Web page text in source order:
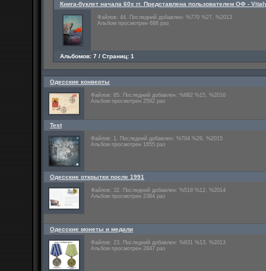
Книга-буклет начала 60х гг. Представлена пользователем ОФ -
Файлов: 44. Последний добавлен: %770 %27, %2013
Альбом просмотрен 688 раз
Альбомов: 7 / Страниц: 1
Одесские конверты
Файлов: 85. Последний добавлен: %882 %15, %2016
Альбом просмотрен 2592 раз
Test
Файлов: 1. Последний добавлен: %704 %29, %2015
Альбом просмотрен 1655 раз
Одесские открытки после 1991
Файлов: 32. Последний добавлен: %518 %12, %2014
Альбом просмотрен 2384 раз
Одесские монеты и медали
Файлов: 23. Последний добавлен: %831 %13, %2013
Альбом просмотрен 2847 раз